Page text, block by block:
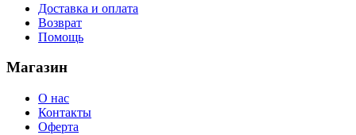
Доставка и оплата
Возврат
Помощь
Магазин
О нас
Контакты
Оферта